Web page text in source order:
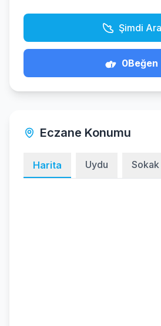
Şimdi Ara
0Beğen
Eczane Konumu
Harita Uydu Sokak